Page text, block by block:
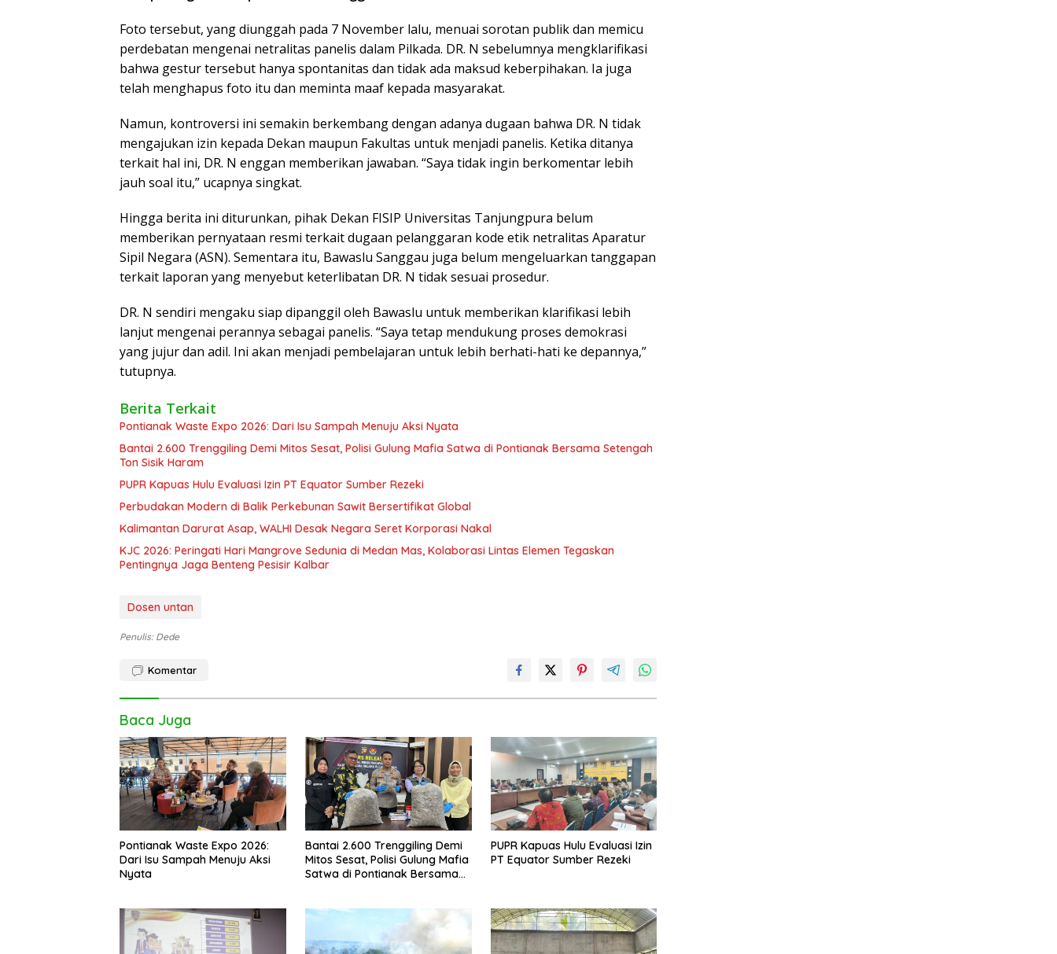
Foto tersebut, yang diunggah pada 7 November lalu, menuai sorotan publik dan memicu
perdebatan mengenai netralitas panelis dalam Pilkada. DR. N sebelumnya mengklarifikasi
bahwa gestur tersebut hanya spontanitas dan tidak ada maksud keberpihakan. Ia juga
telah menghapus foto itu dan meminta maaf kepada masyarakat.
Namun, kontroversi ini semakin berkembang dengan adanya dugaan bahwa DR. N tidak
mengajukan izin kepada Dekan maupun Fakultas untuk menjadi panelis. Ketika ditanya
terkait hal ini, DR. N enggan memberikan jawaban. “Saya tidak ingin berkomentar lebih
jauh soal itu,” ucapnya singkat.
Hingga berita ini diturunkan, pihak Dekan FISIP Universitas Tanjungpura belum
memberikan pernyataan resmi terkait dugaan pelanggaran kode etik netralitas Aparatur
Sipil Negara (ASN). Sementara itu, Bawaslu Sanggau juga belum mengeluarkan tanggapan
terkait laporan yang menyebut keterlibatan DR. N tidak sesuai prosedur.
DR. N sendiri mengaku siap dipanggil oleh Bawaslu untuk memberikan klarifikasi lebih
lanjut mengenai perannya sebagai panelis. “Saya tetap mendukung proses demokrasi
yang jujur dan adil. Ini akan menjadi pembelajaran untuk lebih berhati-hati ke depannya,”
tutupnya.
Berita Terkait
Pontianak Waste Expo 2026: Dari Isu Sampah Menuju Aksi Nyata
Bantai 2.600 Trenggiling Demi Mitos Sesat, Polisi Gulung Mafia Satwa di Pontianak Bersama Setengah
Ton Sisik Haram
PUPR Kapuas Hulu Evaluasi Izin PT Equator Sumber Rezeki
Perbudakan Modern di Balik Perkebunan Sawit Bersertifikat Global
Kalimantan Darurat Asap, WALHI Desak Negara Seret Korporasi Nakal
KJC 2026: Peringati Hari Mangrove Sedunia di Medan Mas, Kolaborasi Lintas Elemen Tegaskan
Pentingnya Jaga Benteng Pesisir Kalbar
Dosen untan
Penulis: Dede
Komentar
Baca Juga
Pontianak Waste Expo 2026:
Dari Isu Sampah Menuju Aksi
Nyata
Bantai 2.600 Trenggiling Demi
Mitos Sesat, Polisi Gulung Mafia
Satwa di Pontianak Bersama
PUPR Kapuas Hulu Evaluasi Izin
PT Equator Sumber Rezeki